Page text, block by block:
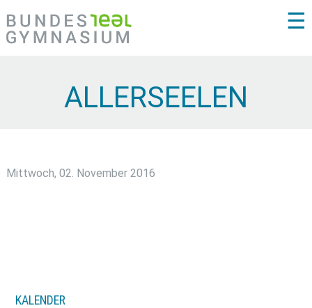
☰
ALLERSEELEN
Mittwoch, 02. November 2016
KALENDER